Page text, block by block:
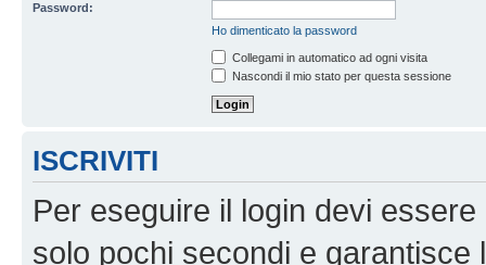
Password:
Ho dimenticato la password
Collegami in automatico ad ogni visita
Nascondi il mio stato per questa sessione
ISCRIVITI
Per eseguire il login devi
solo pochi secondi e garantisce